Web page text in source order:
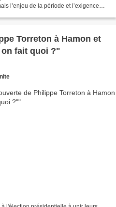
l’enjeu de la période et l’exigence
Torreton à Hamon et
fait quoi ?"